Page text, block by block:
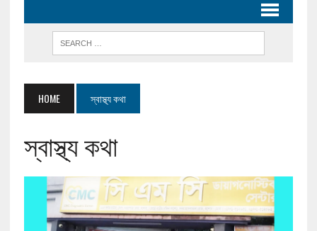
HOME স্বাস্থ্য কথা
স্বাস্থ্য কথা